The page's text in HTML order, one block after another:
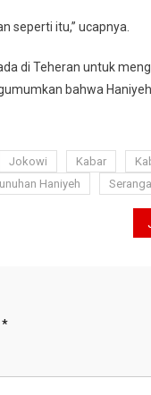
seperti itu,” ucapnya.
di Teheran untuk
bahwa
Jokowi Kabar
Haniyeh
*